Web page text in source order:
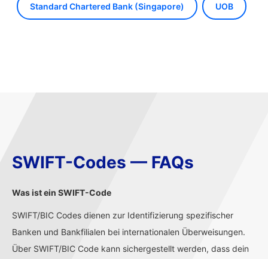
Standard Chartered Bank (Singapore) UOB
SWIFT-Codes — FAQs
Was ist ein SWIFT-Code
SWIFT/BIC Codes dienen zur Identifizierung spezifischer
Banken und Bankfilialen bei internationalen Überweisungen.
Über SWIFT/BIC Code kann sichergestellt werden, dass dein